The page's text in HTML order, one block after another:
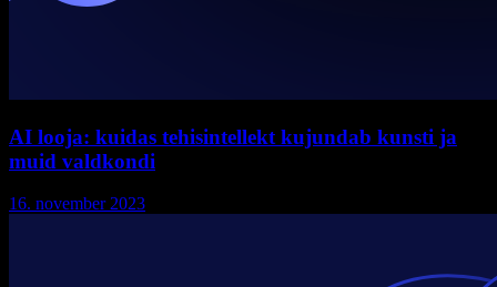
AI looja: kuidas tehisintellekt kujundab kunsti ja
muid valdkondi
16. november 2023